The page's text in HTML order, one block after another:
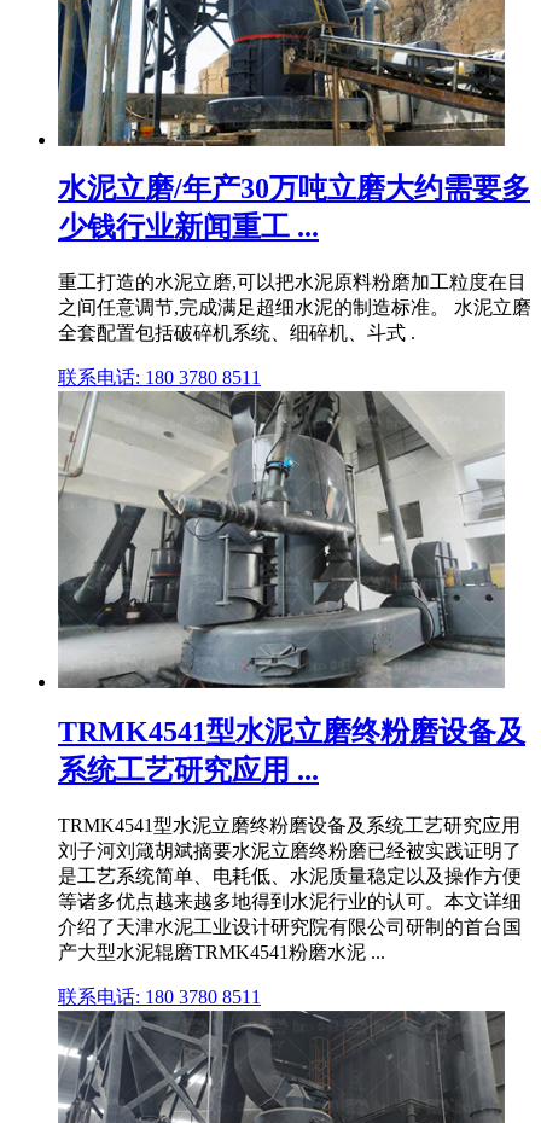
水泥立磨/年产30万吨立磨大约需要多
少钱行业新闻重工 ...
重工打造的水泥立磨,可以把水泥原料粉磨加工粒度在目
之间任意调节,完成满足超细水泥的制造标准。 水泥立磨
全套配置包括破碎机系统、细碎机、斗式 .
联系电话: 180 3780 8511
TRMK4541型水泥立磨终粉磨设备及
系统工艺研究应用 ...
TRMK4541型水泥立磨终粉磨设备及系统工艺研究应用
刘子河刘箴胡斌摘要水泥立磨终粉磨已经被实践证明了
是工艺系统简单、电耗低、水泥质量稳定以及操作方便
等诸多优点越来越多地得到水泥行业的认可。本文详细
介绍了天津水泥工业设计研究院有限公司研制的首台国
产大型水泥辊磨TRMK4541粉磨水泥 ...
联系电话: 180 3780 8511